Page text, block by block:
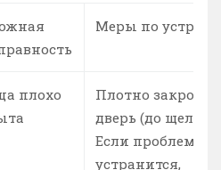
Меры по
плохо
Плотно закройте
дверь (до
Если проблема
устранится,